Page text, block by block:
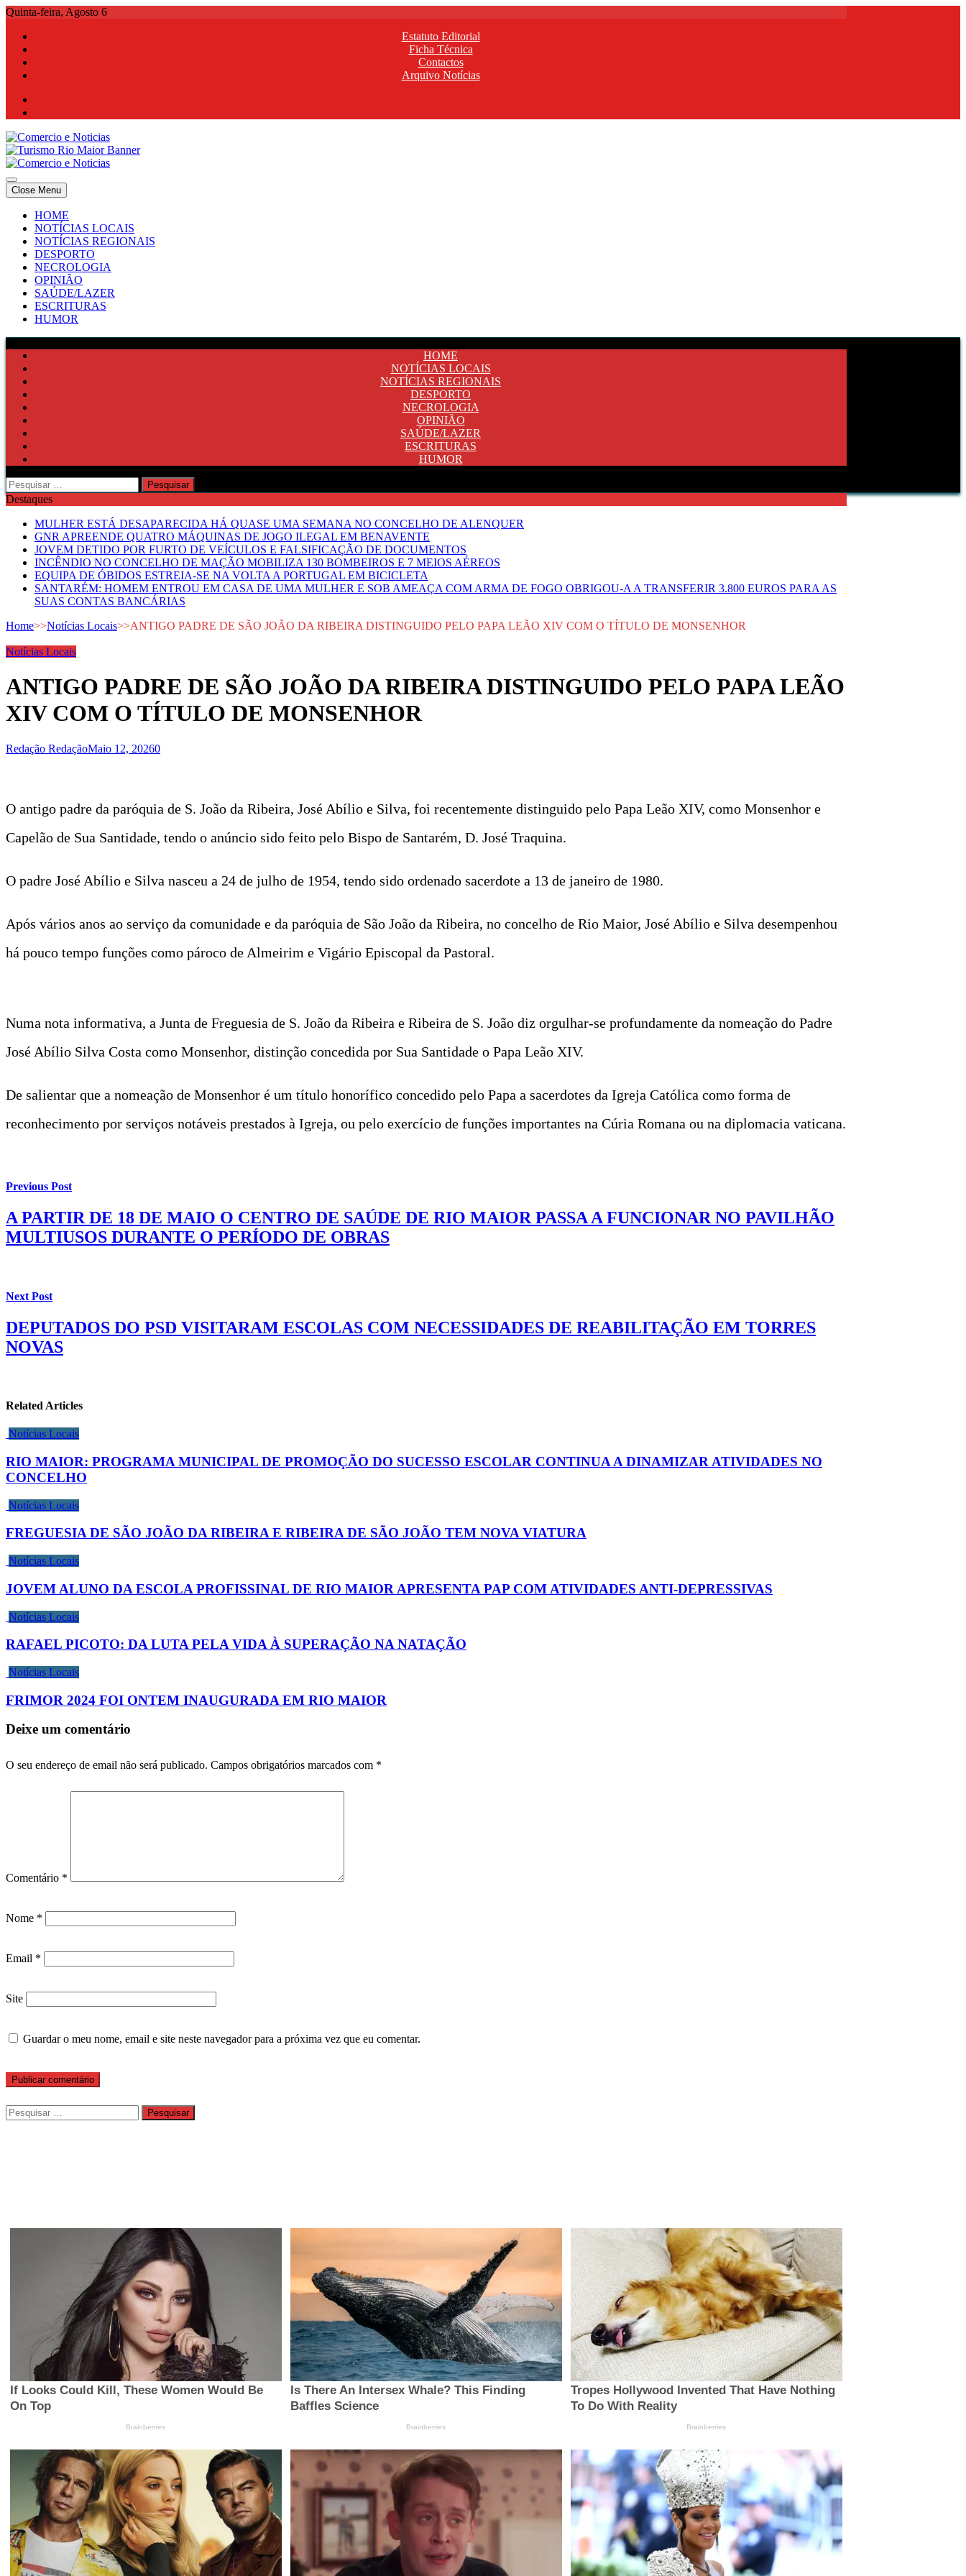
Skip
content
Quinta-feira, Agosto 6
Estatuto Editorial
Ficha Técnica
Contactos
Arquivo Notícias
Comercio e Noticias
Notícias e Publicidade Online
Comercio e Noticias
Notícias e Publicidade Online
Close Menu
HOME
NOTÍCIAS LOCAIS
NOTÍCIAS REGIONAIS
DESPORTO
NECROLOGIA
OPINIÃO
SAÚDE/LAZER
ESCRITURAS
HUMOR
HOME
NOTÍCIAS LOCAIS
NOTÍCIAS REGIONAIS
DESPORTO
NECROLOGIA
OPINIÃO
SAÚDE/LAZER
ESCRITURAS
HUMOR
Pesquisar
por:
Destaques
MULHER ESTÁ DESAPARECIDA HÁ QUASE UMA SEMANA NO CONCELHO DE ALENQUER
GNR APREENDE QUATRO MÁQUINAS DE JOGO ILEGAL EM BENAVENTE
JOVEM DETIDO POR FURTO DE VEÍCULOS E FALSIFICAÇÃO DE DOCUMENTOS
INCÊNDIO NO CONCELHO DE MAÇÃO MOBILIZA 130 BOMBEIROS E 7 MEIOS AÉREOS
EQUIPA DE ÓBIDOS ESTREIA-SE NA VOLTA A PORTUGAL EM BICICLETA
SANTARÉM: HOMEM ENTROU EM CASA DE UMA MULHER E SOB AMEAÇA COM ARMA DE FOGO OBRIGOU-A A TRANSFERIR 3.800 EUROS PARA AS
SUAS CONTAS BANCÁRIAS
Home>>Notícias Locais>>ANTIGO PADRE DE SÃO JOÃO DA RIBEIRA DISTINGUIDO PELO PAPA LEÃO XIV COM O TÍTULO DE MONSENHOR
Notícias Locais
ANTIGO PADRE DE SÃO JOÃO DA RIBEIRA DISTINGUIDO PELO PAPA LEÃO
XIV COM O TÍTULO DE MONSENHOR
Redação RedaçãoMaio 12, 20260
O antigo padre da paróquia de S. João da Ribeira, José Abílio e Silva, foi recentemente distinguido pelo Papa Leão XIV, como Monsenhor e
Capelão de Sua Santidade, tendo o anúncio sido feito pelo Bispo de Santarém, D. José Traquina.
O padre José Abílio e Silva nasceu a 24 de julho de 1954, tendo sido ordenado sacerdote a 13 de janeiro de 1980.
Após vários anos ao serviço da comunidade e da paróquia de São João da Ribeira, no concelho de Rio Maior, José Abílio e Silva desempenhou
há pouco tempo funções como pároco de Almeirim e Vigário Episcopal da Pastoral.
Numa nota informativa, a Junta de Freguesia de S. João da Ribeira e Ribeira de S. João diz orgulhar-se profundamente da nomeação do Padre
José Abílio Silva Costa como Monsenhor, distinção concedida por Sua Santidade o Papa Leão XIV.
De salientar que a nomeação de Monsenhor é um título honorífico concedido pelo Papa a sacerdotes da Igreja Católica como forma de
reconhecimento por serviços notáveis prestados à Igreja, ou pelo exercício de funções importantes na Cúria Romana ou na diplomacia vaticana.
Previous Post
A PARTIR DE 18 DE MAIO O CENTRO DE SAÚDE DE RIO MAIOR PASSA A FUNCIONAR NO PAVILHÃO
MULTIUSOS DURANTE O PERÍODO DE OBRAS
Next Post
DEPUTADOS DO PSD VISITARAM ESCOLAS COM NECESSIDADES DE REABILITAÇÃO EM TORRES
NOVAS
Related Articles
Notícias Locais
RIO MAIOR: PROGRAMA MUNICIPAL DE PROMOÇÃO DO SUCESSO ESCOLAR CONTINUA A DINAMIZAR ATIVIDADES NO
CONCELHO
Notícias Locais
FREGUESIA DE SÃO JOÃO DA RIBEIRA E RIBEIRA DE SÃO JOÃO TEM NOVA VIATURA
Notícias Locais
JOVEM ALUNO DA ESCOLA PROFISSINAL DE RIO MAIOR APRESENTA PAP COM ATIVIDADES ANTI-DEPRESSIVAS
Notícias Locais
RAFAEL PICOTO: DA LUTA PELA VIDA À SUPERAÇÃO NA NATAÇÃO
Notícias Locais
FRIMOR 2024 FOI ONTEM INAUGURADA EM RIO MAIOR
Deixe um comentário
O seu endereço de email não será publicado. Campos obrigatórios marcados com *
Comentário *
Nome *
Email *
Site
Guardar o meu nome, email e site neste navegador para a próxima vez que eu comentar.
Pesquisar
por: